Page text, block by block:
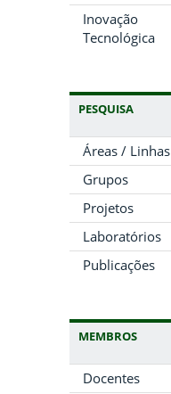
Inovação
Tecnológica
PESQUISA
Áreas / Linhas
Grupos
Projetos
Laboratórios
Publicações
MEMBROS
Docentes